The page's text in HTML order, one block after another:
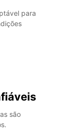
para
são